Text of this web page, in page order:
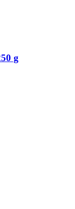
g